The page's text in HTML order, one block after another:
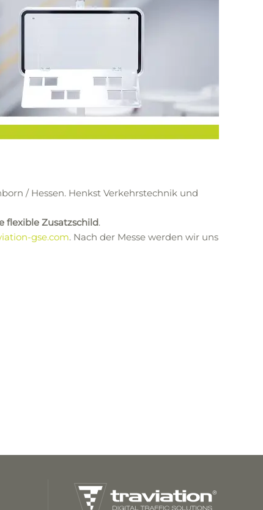
/ Hessen. Henkst Verkehrstechnik und
flexible Zusatzschild.
gse.com. Nach der Messe werden wir uns